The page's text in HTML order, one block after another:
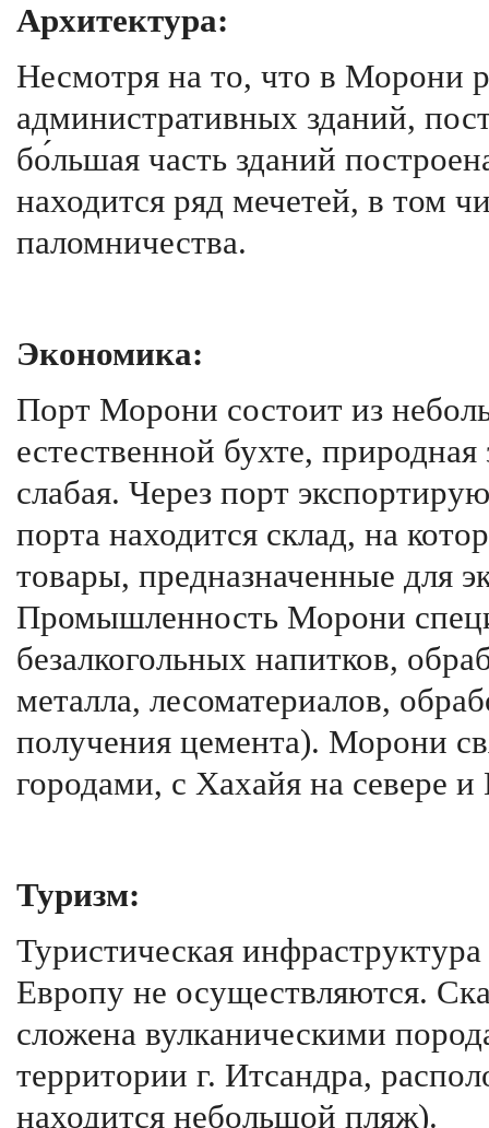
Архитектура:
Несмотря на то, что в Морони
административных зданий,
бо́льшая часть зданий
находится ряд мечетей, в том
паломничества.
Экономика:
Порт Морони состоит из
естественной бухте,
слабая. Через порт
порта находится склад, на
товары, предназначенные для
Промышленность Морони
безалкогольных напитков,
металла, лесоматериалов,
получения цемента). Морони
городами, с Хахайя на севере
Туризм:
Туристическая
Европу не осуществляются.
сложена вулканическими
территории г. Итсандра,
находится небольшой пляж).